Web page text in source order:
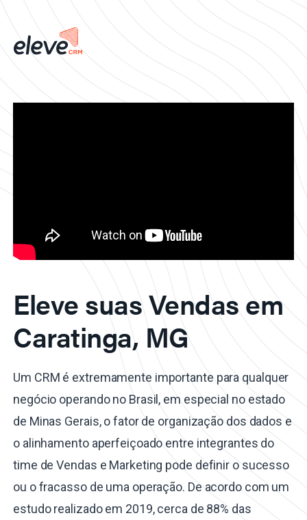
Eleve suas Vendas em
Caratinga, MG
Um CRM é extremamente importante para qualquer
negócio operando no Brasil, em especial no estado
de Minas Gerais, o fator de organização dos dados e
o alinhamento aperfeiçoado entre integrantes do
time de Vendas e Marketing pode definir o sucesso
ou o fracasso de uma operação. De acordo com um
estudo realizado em 2019, cerca de 88% das